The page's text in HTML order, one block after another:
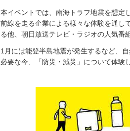
本イベントでは、南海トラフ地震を想定
前線を走る企業による様々な体験を通し
る他、朝日放送テレビ・ラジオの人気番
1月には能登半島地震が発生するなど、
必要な今、「防災・減災」について体験